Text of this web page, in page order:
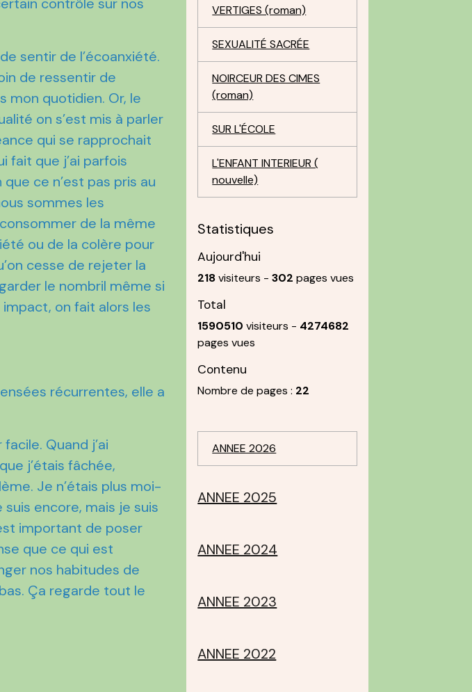
sentir de l’écoanxiété.
de ressentir de
mon quotidien. Or, le
on s’est mis à parler
qui se rapprochait
fait que j’ai parfois
ce n’est pas pris au
sommes les
de la même
ou de la colère pour
cesse de rejeter la
le nombril même si
on fait alors les
récurrentes, elle a
Quand j’ai
j’étais fâchée,
Je n’étais plus moi-
encore, mais je suis
important de poser
que ce qui est
nos habitudes de
Ça regarde tout le
VERTIGES (roman)
SEXUALITÉ SACRÉE
NOIRCEUR DES CIMES
(roman)
SUR L'ÉCOLE
L'ENFANT INTERIEUR (
nouvelle)
Statistiques
Aujourd'hui
218visiteurs -302 pages vues
Total
1590510 visiteurs - 4274682
pages vues
Contenu
Nombre de pages : 22
ANNEE 2026
ANNEE 2025
ANNEE 2024
ANNEE 2023
ANNEE 2022